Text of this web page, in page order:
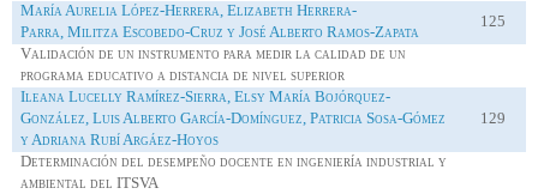
María Aurelia López-Herrera, Elizabeth Herrera-
Parra,Militza Escobedo-Cruz y José Alberto Ramos-Zapata
125
Validación de un instrumento para medir la calidad de un
programa educativo a distancia de nivel superior
Ileana Lucelly Ramírez-Sierra, Elsy María Bojórquez-
González, Luis Alberto García-Domínguez, Patricia Sosa-Gómez
y Adriana Rubí Argáez-Hoyos
129
Determinación del desempeño docente en ingeniería industrial y
ambiental delITSVA